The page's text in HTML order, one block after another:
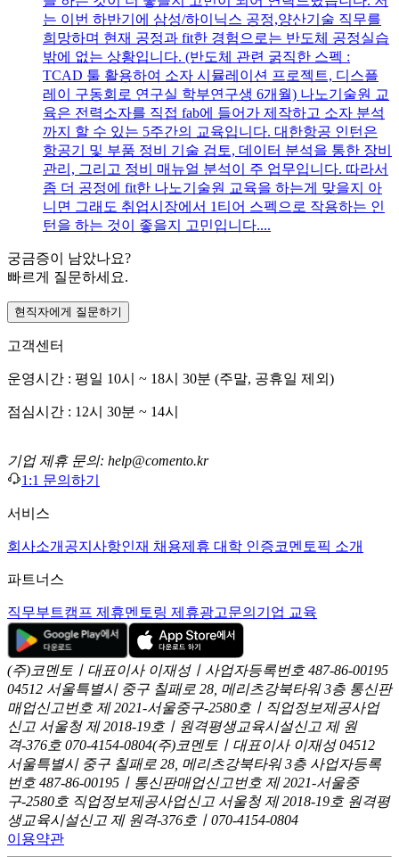
는 이번 하반기에 삼성/하이닉스 공정,양산기술 직무를
희망하며 현재 공정과 fit한 경험으로는 반도체 공정실습
밖에 없는 상황입니다. (반도체 관련 굵직한 스펙 :
TCAD 툴 활용하여 소자 시뮬레이션 프로젝트, 디스플
레이 구동회로 연구실 학부연구생 6개월) 나노기술원 교
육은 전력소자를 직접 fab에 들어가 제작하고 소자 분석
까지 할 수 있는 5주간의 교육입니다. 대한항공 인턴은
항공기 및 부품 정비 기술 검토, 데이터 분석을 통한 장비
관리, 그리고 정비 매뉴얼 분석이 주 업무입니다. 따라서
좀 더 공정에 fit한 나노기술원 교육을 하는게 맞을지 아
니면 그래도 취업시장에서 1티어 스펙으로 작용하는 인
턴을 하는 것이 좋을지 고민입니다....
궁금증이 남았나요?
빠르게 질문하세요.
현직자에게 질문하기
고객센터
운영시간 : 평일 10시 ~ 18시 30분 (주말, 공휴일 제외)
점심시간 : 12시 30분 ~ 14시
기업 제휴 문의: help@comento.kr
1:1 문의하기
서비스
회사소개 공지사항인재 채용제휴 대학 인증코멘토픽 소개
파트너스
직무부트캠프 제휴멘토링 제휴광고문의 기업 교육
(주)코멘토ㅣ대표이사 이재성ㅣ사업자등록번호 487-86-00195
04512 서울특별시 중구 칠패로 28, 메리츠강북타워 3층 통신판
매업신고번호 제 2021-서울중구-2580호ㅣ직업정보제공사업
신고 서울청 제 2018-19호ㅣ원격평생교육시설신고 제 원
격-376호 070-4154-0804(주)코멘토ㅣ대표이사 이재성 04512
서울특별시 중구 칠패로 28, 메리츠강북타워 3층 사업자등록
번호 487-86-00195ㅣ통신판매업신고번호 제 2021-서울중
구-2580호 직업정보제공사업신고 서울청 제 2018-19호 원격평
생교육시설신고 제 원격-376호ㅣ070-4154-0804
이용약관